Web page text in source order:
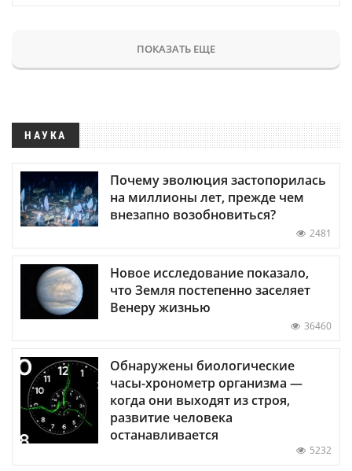
ПОКАЗАТЬ ЕЩЕ
НАУКА
Почему эволюция застопорилась
на миллионы лет, прежде чем
внезапно возобновиться?
2481
Новое исследование показало,
что Земля постепенно заселяет
Венеру жизнью
36460
Обнаружены биологические
часы-хронометр организма —
когда они выходят из строя,
развитие человека
останавливается
5232